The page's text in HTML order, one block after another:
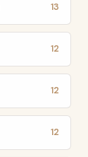
13
12
12
12